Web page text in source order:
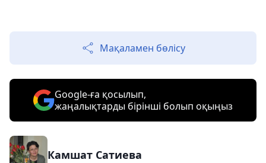
Мақаламен бөлісу
Google-ға қосылып,
жаңалықтарды бірінші болып оқыңыз
Камшат Сатиева